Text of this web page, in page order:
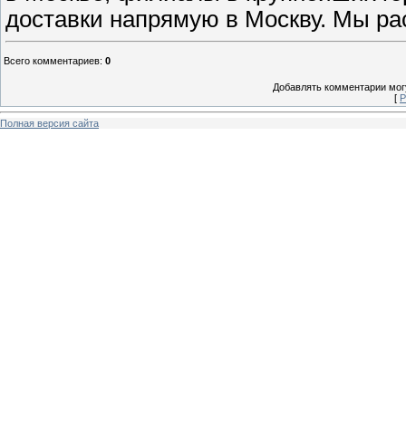
доставки напрямую в Москву. Мы
Всего комментариев: 0
Добавлять комментарии
[
Полная версия сайта